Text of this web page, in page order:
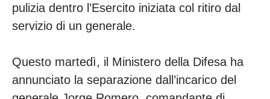
pulizia dentro l’Esercito iniziata col ritiro dal
servizio di un generale.
Questo martedì, il Ministero della Difesa ha
annunciato la separazione dall’incarico del